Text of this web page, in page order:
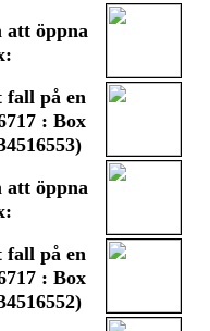
att öppna
fall på en
: Box
att öppna
fall på en
: Box